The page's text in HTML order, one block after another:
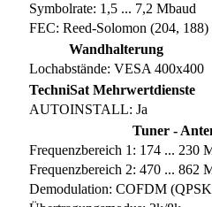
Symbolrate: 1,5 ... 7,2 Mbaud
FEC: Reed-Solomon (204, 188)
Wandhalterung
Lochabstände: VESA 400x400
TechniSat Mehrwertdienste
AUTOINSTALL: Ja
Tuner -
Frequenzbereich 1: 174 ... 230
Frequenzbereich 2: 470 ... 862
Demodulation: COFDM